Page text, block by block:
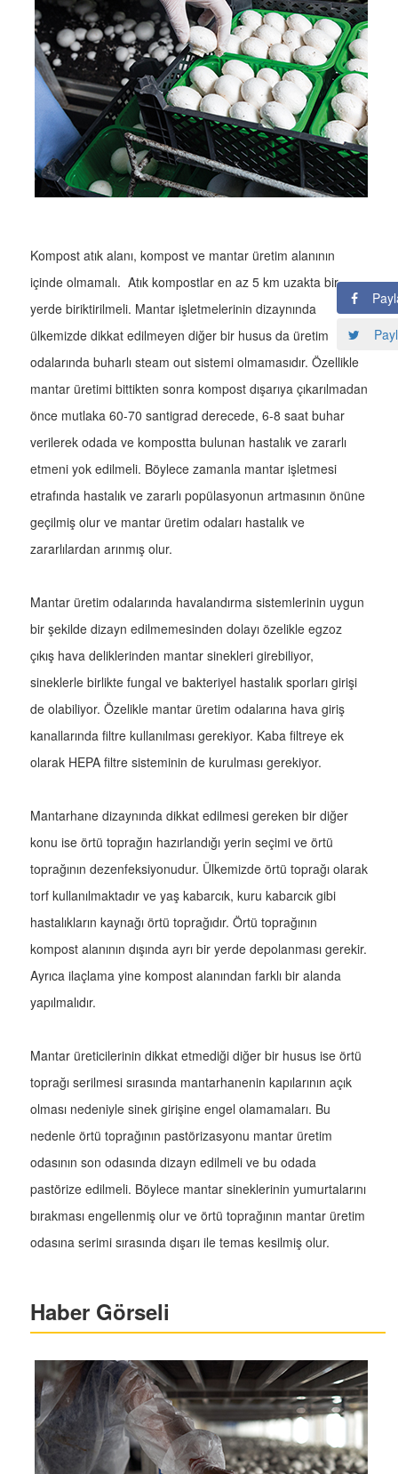
Kompost atık alanı, kompost ve mantar üretim alanının
içinde olmamalı. Atık kompostlar en az 5 km uzakta bir
yerde biriktirilmeli. Mantar işletmelerinin dizaynında
ülkemizde dikkat edilmeyen diğer bir husus da üretim
odalarında buharlı steam out sistemi olmamasıdır. Özellikle
mantar üretimi bittikten sonra kompost dışarıya çıkarılmadan
önce mutlaka 60-70 santigrad derecede, 6-8 saat buhar
verilerek odada ve kompostta bulunan hastalık ve zararlı
etmeni yok edilmeli. Böylece zamanla mantar işletmesi
etrafında hastalık ve zararlı popülasyonun artmasının önüne
geçilmiş olur ve mantar üretim odaları hastalık ve
zararlılardan arınmış olur.
Mantar üretim odalarında havalandırma sistemlerinin uygun
bir şekilde dizayn edilmemesinden dolayı özelikle egzoz
çıkış hava deliklerinden mantar sinekleri girebiliyor,
sineklerle birlikte fungal ve bakteriyel hastalık sporları girişi
de olabiliyor. Özelikle mantar üretim odalarına hava giriş
kanallarında filtre kullanılması gerekiyor. Kaba filtreye ek
olarak HEPA filtre sisteminin de kurulması gerekiyor.
Mantarhane dizaynında dikkat edilmesi gereken bir diğer
konu ise örtü toprağın hazırlandığı yerin seçimi ve örtü
toprağının dezenfeksiyonudur. Ülkemizde örtü toprağı olarak
torf kullanılmaktadır ve yaş kabarcık, kuru kabarcık gibi
hastalıkların kaynağı örtü toprağıdır. Örtü toprağının
kompost alanının dışında ayrı bir yerde depolanması gerekir.
Ayrıca ilaçlama yine kompost alanından farklı bir alanda
yapılmalıdır.
Mantar üreticilerinin dikkat etmediği diğer bir husus ise örtü
toprağı serilmesi sırasında mantarhanenin kapılarının açık
olması nedeniyle sinek girişine engel olamamaları. Bu
nedenle örtü toprağının pastörizasyonu mantar üretim
odasının son odasında dizayn edilmeli ve bu odada
pastörize edilmeli. Böylece mantar sineklerinin yumurtalarını
bırakması engellenmiş olur ve örtü toprağının mantar üretim
odasına serimi sırasında dışarı ile temas kesilmiş olur.
Haber Görseli